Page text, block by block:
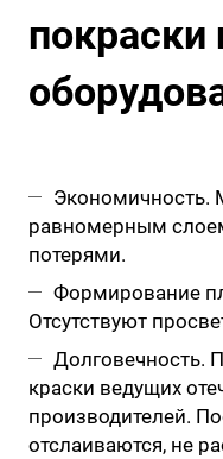
Экономичность.
равномерным
потерями.
Формирование
Отсутствуют
Долговечность.
краски ведущих
производителей.
отслаиваются, не